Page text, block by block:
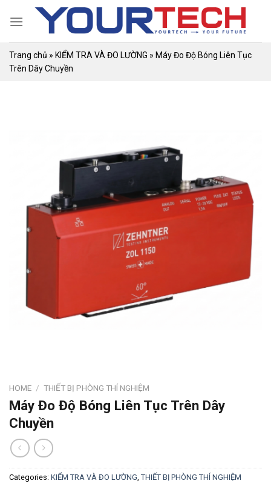
Trang chủ » KIỂM TRA VÀ ĐO LƯỜNG » Máy Đo Độ Bóng Liên Tục
Trên Dây Chuyền
HOME / THIẾT BỊ PHÒNG THÍ NGHIỆM
Máy Đo Độ Bóng Liên Tục Trên Dây
Chuyền
Categories: KIỂM TRA VÀ ĐO LƯỜNG THIẾT BỊ PHÒNG THÍ NGHIỆM